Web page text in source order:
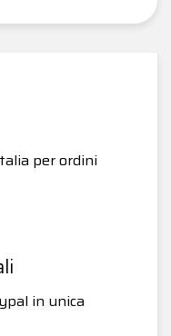
per ordini
in unica